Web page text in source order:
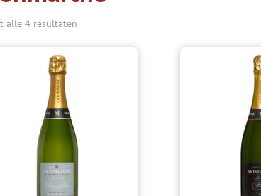
alle 4 resultaten